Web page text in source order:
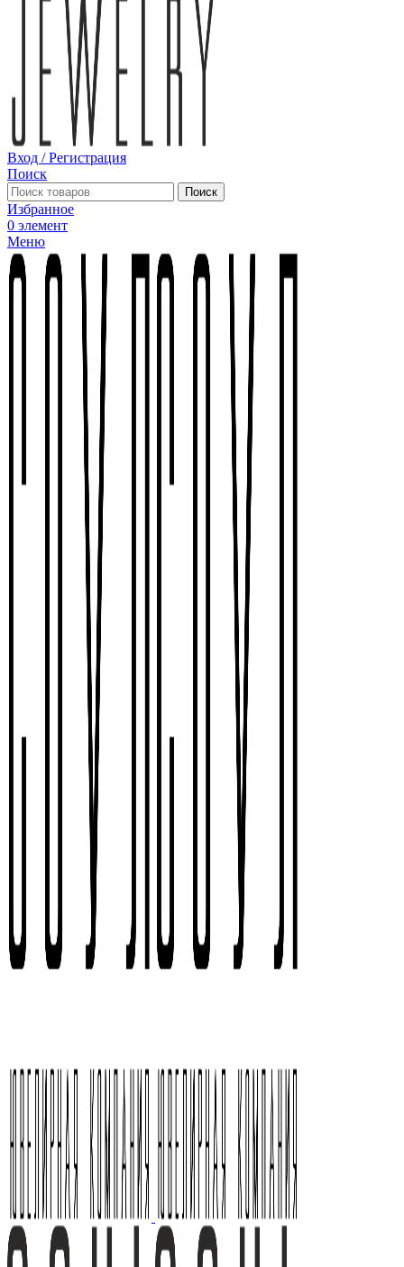
Вход / Регистрация
Поиск
Поиск
Избранное
0 элемент
Меню